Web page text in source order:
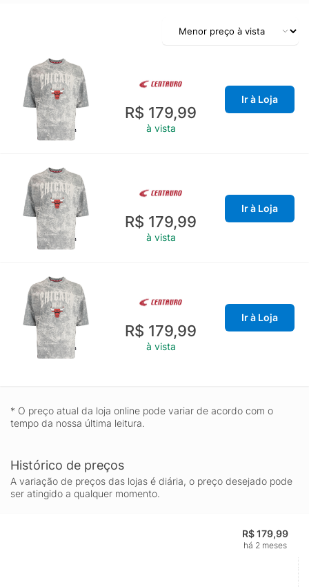
R$ 179,99
à vista
Ir à Loja
R$ 179,99
à vista
Ir à Loja
R$ 179,99
à vista
Ir à Loja
* O preço atual da loja online pode variar de acordo com o
tempo da nossa última leitura.
Histórico de preços
A variação de preços das lojas é diária, o preço desejado pode
ser atingido a qualquer momento.
R$ 179,99
há 2 meses